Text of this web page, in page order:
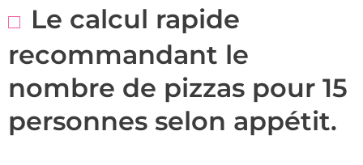
Le calcul rapide
recommandant le
nombre de pizzas pour 15
personnes selon appétit.